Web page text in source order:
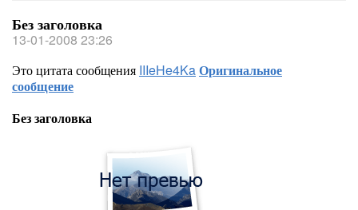
Без заголовка
13-01-2008 23:26
Это цитата сообщения IIIeHe4KaОригинальное
сообщение
Без заголовка